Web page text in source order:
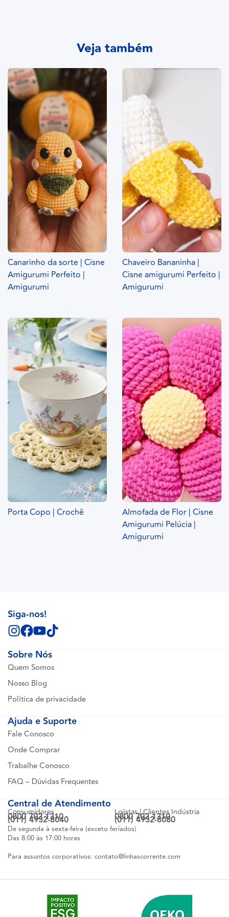
Veja também
Canarinho da sorte | Cisne
Amigurumi Perfeito |
Amigurumi
Chaveiro Bananinha |
Cisne amigurumi Perfeito |
Amigurumi
Porta Copo | Crochê
Almofada de Flor | Cisne
Amigurumi Pelúcia |
Amigurumi
Sobre Nós
Quem Somos
Nosso Blog
Política de privacidade
Ajuda e Suporte
Fale Conosco
Onde Comprar
Trabalhe Conosco
FAQ – Dúvidas Frequentes
Central de Atendimento
Consumidores
0800 702 1310
(011) 4932-8040
Lojistas | Clientes Indústria
0800 702 1310
(011) 4932-8080
De segunda à sexta-feira (exceto feriados)
Das 8:00 às 17:00 horas
Para assuntos corporativos: contato@linhascorrente.com
Siga-nos!